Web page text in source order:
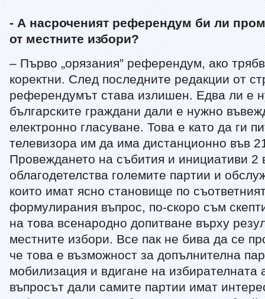
- А насроченият референдум би ли
от местните избори?
– Първо „орязания” референдум, ако
коректни. След последните редакции от
референдумът става излишен. Едва ли е
българските граждани дали е нужно
електронно гласуване. Това е като да ги
телевизора им да има дистанционно във
Провеждането на събития и инициативи 2
облагодетелства големите партии и
които имат ясно становище по
формулирания въпрос, по-скоро съм
на това всенародно допитване върху
местните избори. Все пак не бива да се
че това е възможност за допълнителна
мобилизация и вдигане на избирателната
въпросът дали самите партии имат